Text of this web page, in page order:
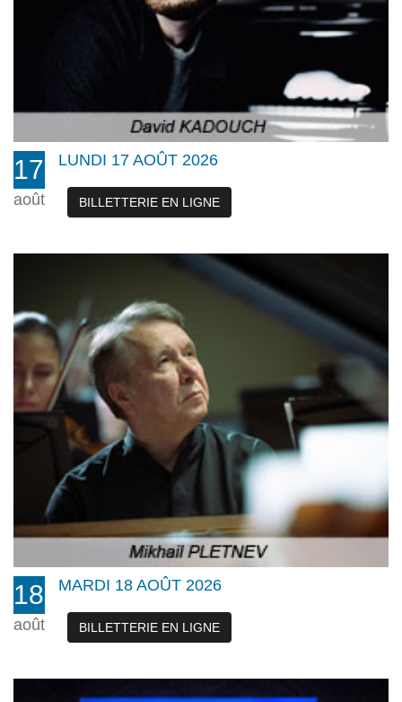
17
août
LUNDI 17 AOÛT 2026
BILLETTERIE EN LIGNE
18
août
MARDI 18 AOÛT 2026
BILLETTERIE EN LIGNE